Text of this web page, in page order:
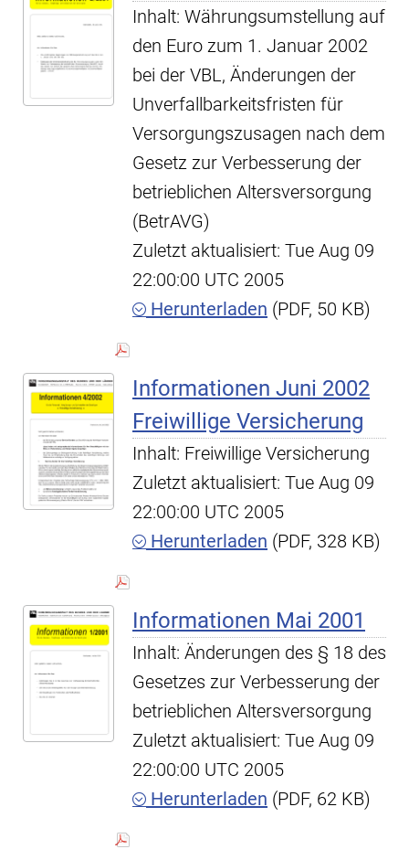
Inhalt: Währungsumstellung auf
den Euro zum 1. Januar 2002
bei der VBL, Änderungen der
Unverfallbarkeitsfristen für
Versorgungszusagen nach dem
Gesetz zur Verbesserung der
betrieblichen Altersversorgung
(BetrAVG)
Zuletzt aktualisiert: Tue Aug 09
22:00:00 UTC 2005
Herunterladen (PDF, 50 KB)
Informationen Juni 2002
Freiwillige Versicherung
Inhalt: Freiwillige Versicherung
Zuletzt aktualisiert: Tue Aug 09
22:00:00 UTC 2005
Herunterladen (PDF, 328 KB)
Informationen Mai 2001
Inhalt: Änderungen des § 18 des
Gesetzes zur Verbesserung der
betrieblichen Altersversorgung
Zuletzt aktualisiert: Tue Aug 09
22:00:00 UTC 2005
Herunterladen (PDF, 62 KB)